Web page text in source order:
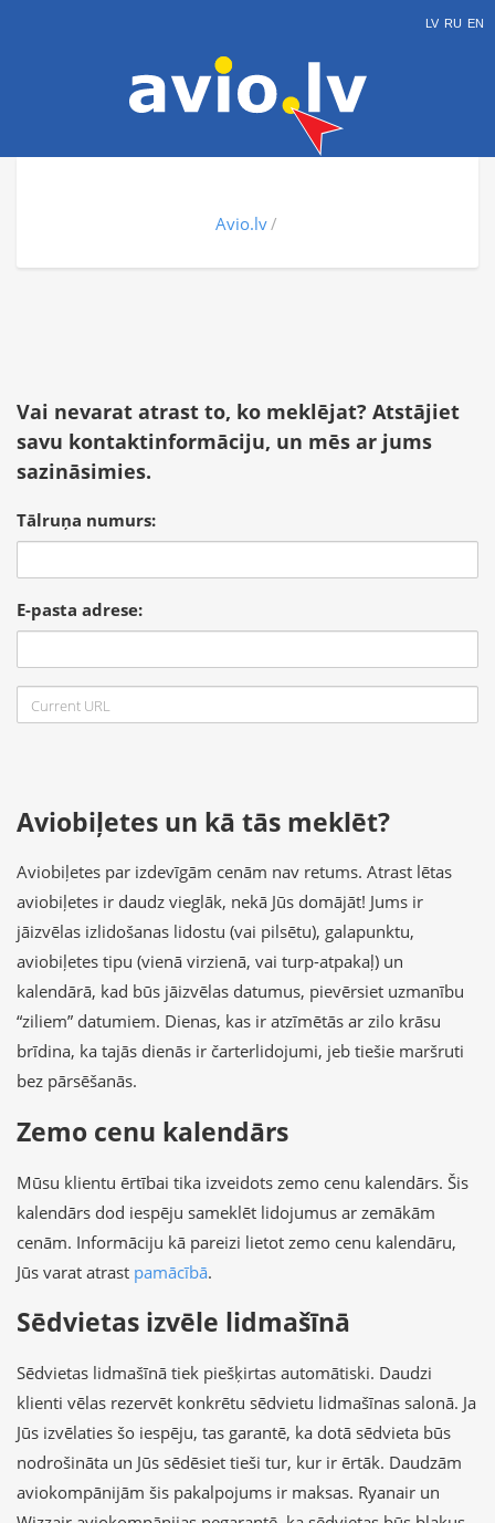
LV RU EN
Avio.lv
Vai nevarat atrast to, ko meklējat? Atstājiet
savu kontaktinformāciju, un mēs ar jums
sazināsimies.
Tālruņa numurs:
E-pasta adrese:
Aviobiļetes un kā tās meklēt?
Aviobiļetes par izdevīgām cenām nav retums. Atrast lētas
aviobiļetes ir daudz vieglāk, nekā Jūs domājāt! Jums ir
jāizvēlas izlidošanas lidostu (vai pilsētu), galapunktu,
aviobiļetes tipu (vienā virzienā, vai turp-atpakaļ) un
kalendārā, kad būs jāizvēlas datumus, pievērsiet uzmanību
“ziliem” datumiem. Dienas, kas ir atzīmētās ar zilo krāsu
brīdina, ka tajās dienās ir čarterlidojumi, jeb tiešie maršruti
bez pārsēšanās.
Zemo cenu kalendārs
Mūsu klientu ērtībai tika izveidots zemo cenu kalendārs. Šis
kalendārs dod iespēju sameklēt lidojumus ar zemākām
cenām. Informāciju kā pareizi lietot zemo cenu kalendāru,
Jūs varat atrast pamācībā.
Sēdvietas izvēle lidmašīnā
Sēdvietas lidmašīnā tiek piešķirtas automātiski. Daudzi
klienti vēlas rezervēt konkrētu sēdvietu lidmašīnas salonā. Ja
Jūs izvēlaties šo iespēju, tas garantē, ka dotā sēdvieta būs
nodrošināta un Jūs sēdēsiet tieši tur, kur ir ērtāk. Daudzām
aviokompānijām šis pakalpojums ir maksas. Ryanair un